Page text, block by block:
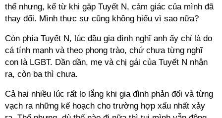
thế nhưng, kể từ khi gặp Tuyết N, cảm giác của mình đã
thay đổi. Mình thực sự cũng không hiểu vì sao nữa?
Còn phía Tuyết N, lúc đầu gia đình nghĩ anh ấy chỉ là do
cá tính mạnh và theo phong trào, chứ chưa từng nghĩ
con là LGBT. Dần dần, mẹ và chị gái của Tuyết N nhận
ra, còn ba thì chưa.
Cả hai nhiều lúc rất lo lắng khi gia đình phản đối và từng
vạch ra những kế hoạch cho trường hợp xấu nhất xảy